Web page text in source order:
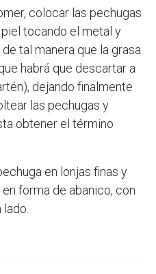
colocar las pechugas
tocando el metal y
tal manera que la grasa
habrá que descartar a
dejando finalmente
las pechugas y
obtener el término
en lonjas finas y
forma de abanico, con